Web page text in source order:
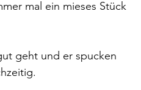
mal ein mieses Stück
geht und er spucken